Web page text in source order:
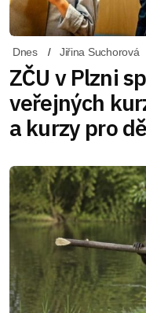
Dnes Jiřina Suchorová
ZČU v Plzni
veřejných
a kurzy pro